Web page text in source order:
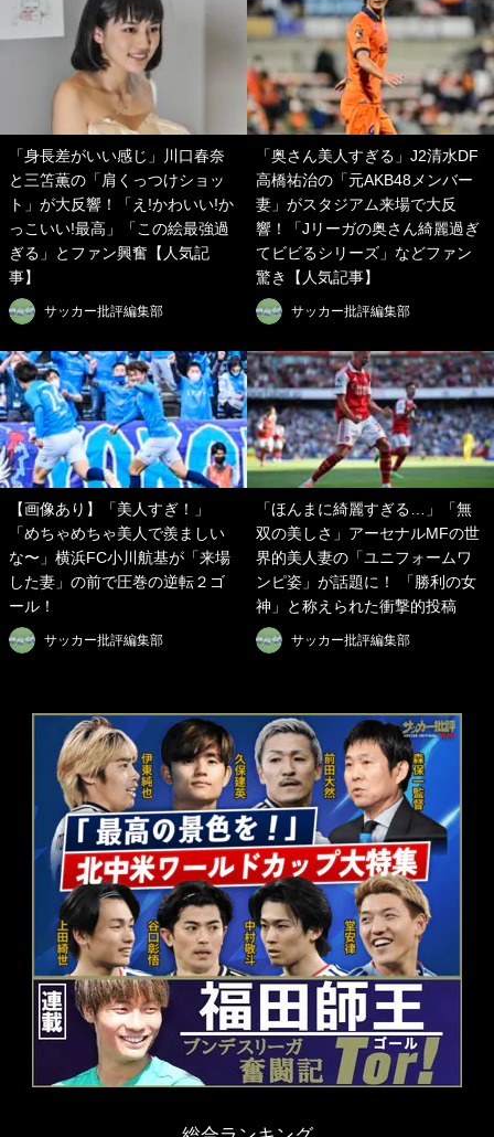
「身長差がいい感じ」川口春奈
と三笘薫の「肩くっつけショッ
ト」が大反響！「え!かわいい!か
っこいい!最高」「この絵最強過
ぎる」とファン興奮【人気記
事】
サッカー批評編集部
「奥さん美人すぎる」J2清水DF
高橋祐治の「元AKB48メンバー
妻」がスタジアム来場で大反
響！「Jリーガの奥さん綺麗過ぎ
てビビるシリーズ」などファン
驚き【人気記事】
サッカー批評編集部
【画像あり】「美人すぎ！」
「めちゃめちゃ美人で羨ましい
な〜」横浜FC小川航基が「来場
した妻」の前で圧巻の逆転２ゴ
ール！
サッカー批評編集部
「ほんまに綺麗すぎる…」「無
双の美しさ」アーセナルMFの世
界的美人妻の「ユニフォームワ
ンピ姿」が話題に！ 「勝利の女
神」と称えられた衝撃的投稿
サッカー批評編集部